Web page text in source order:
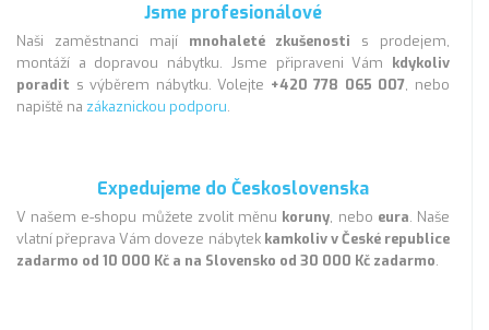
Jsme profesionálové
Naši zaměstnanci mají mnohaleté zkušenosti s prodejem,
montáží a dopravou nábytku. Jsme připraveni Vám kdykoliv
poradit s výběrem nábytku. Volejte +420 778 065 007, nebo
napiště na zákaznickou podporu.
Expedujeme do Československa
V našem e-shopu můžete zvolit měnu koruny, nebo eura. Naše
vlatní přeprava Vám doveze nábytek kamkoliv v České republice
zadarmo od 10 000 Kč a na Slovensko od 30 000 Kč zadarmo.